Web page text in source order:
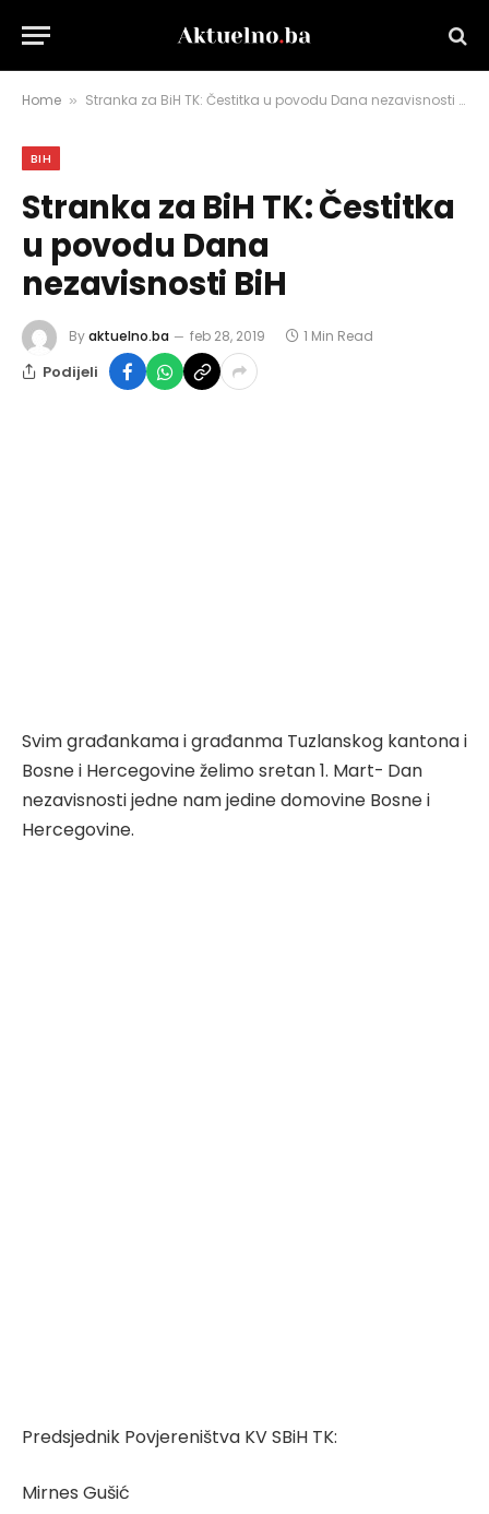
Home » Stranka za BiH TK: Čestitka u povodu Dana nezavisnosti BiH
BIH
Stranka za BiH TK: Čestitka
u povodu Dana
nezavisnosti BiH
Byaktuelno.ba feb 28, 2019 1 Min Read
Podijeli
Svim građankama i građanma Tuzlanskog kantona i
Bosne i Hercegovine želimo sretan 1. Mart- Dan
nezavisnosti jedne nam jedine domovine Bosne i
Hercegovine.
Predsjednik Povjereništva KV SBiH TK:
Mirnes Gušić